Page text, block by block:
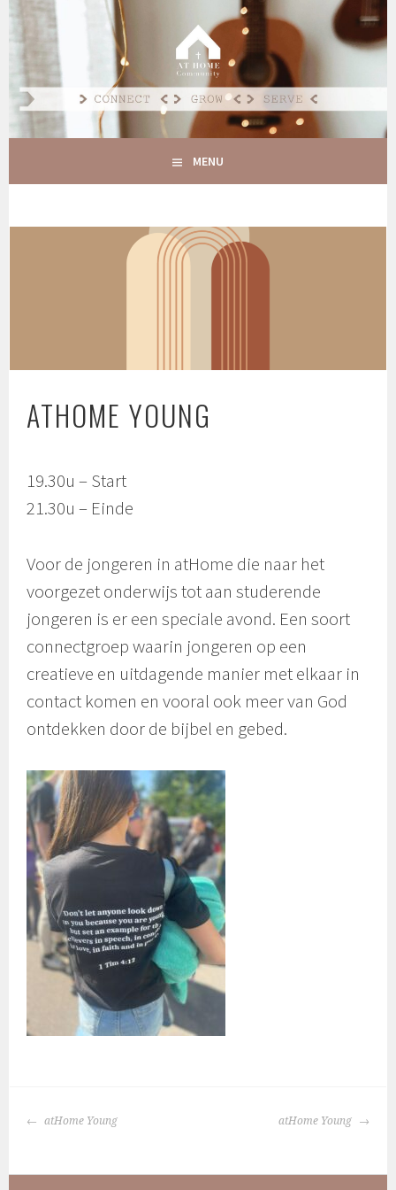
Spring
inhoud
AT HOME COMMUNITY
CONNECT GROW SERVE
MENU
ATHOME YOUNG
19.30u – Start
21.30u – Einde
Voor de jongeren in atHome die naar het
voorgezet onderwijs tot aan studerende
jongeren is er een speciale avond. Een soort
connectgroep waarin jongeren op een
creatieve en uitdagende manier met elkaar in
contact komen en vooral ook meer van God
ontdekken door de bijbel en gebed.
BERICHTNAVIGATIE
atHome Young atHome Young